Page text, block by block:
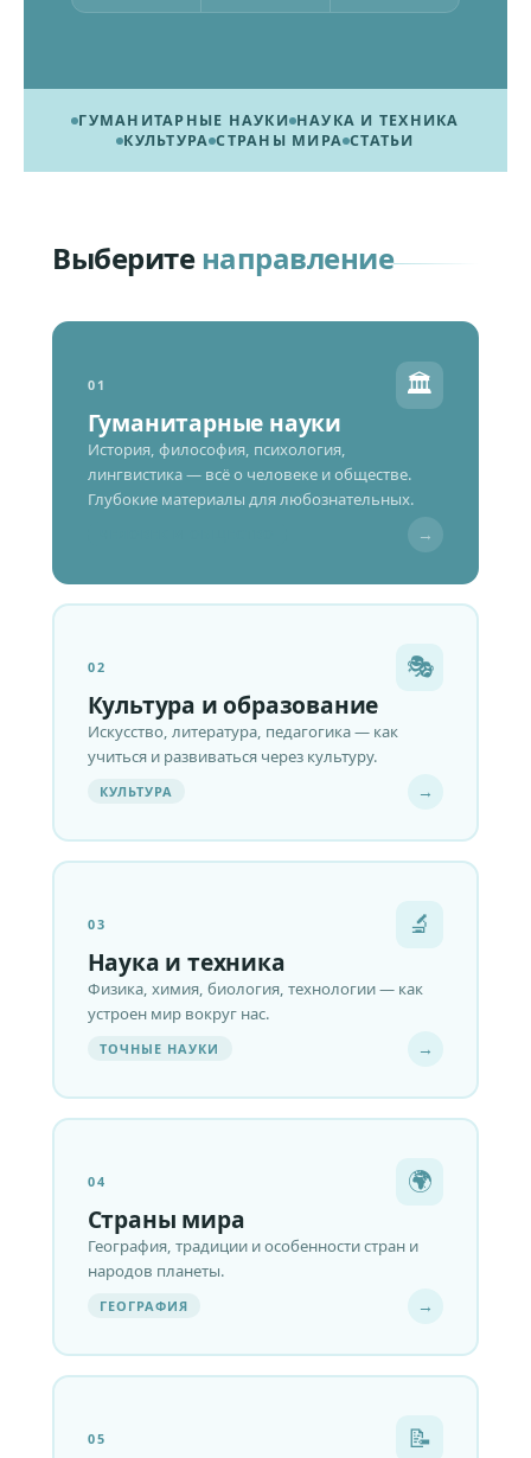
ГУМАНИТАРНЫЕ НАУКИ НАУКА И ТЕХНИКА
КУЛЬТУРА СТРАНЫ МИРА СТАТЬИ
Выберите направление
01 🏛️
Гуманитарные науки
История, философия, психология,
лингвистика — всё о человеке и обществе.
Глубокие материалы для любознательных.
→
02 🎭
Культура и образование
Искусство, литература, педагогика — как
учиться и развиваться через культуру.
КУЛЬТУРА →
03 🔬
Наука и техника
Физика, химия, биология, технологии — как
устроен мир вокруг нас.
ТОЧНЫЕ НАУКИ →
04 🌍
Страны мира
География, традиции и особенности стран и
народов планеты.
ГЕОГРАФИЯ →
05 📝